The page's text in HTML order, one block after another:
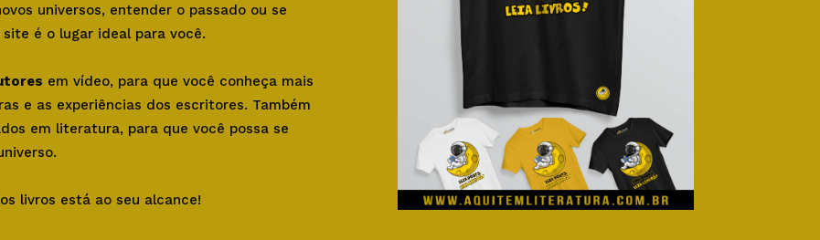
universos, entender o passado ou se
é o lugar ideal para você.
em vídeo, para que você conheça mais
e as experiências dos escritores. Também
em literatura, para que você possa se
livros está ao seu alcance!